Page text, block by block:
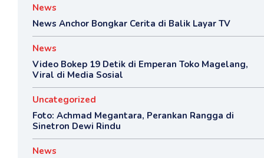
News
News Anchor Bongkar Cerita di Balik Layar TV
News
Video Bokep 19 Detik di Emperan Toko Magelang,
Viral di Media Sosial
Uncategorized
Foto: Achmad Megantara, Perankan Rangga di
Sinetron Dewi Rindu
News